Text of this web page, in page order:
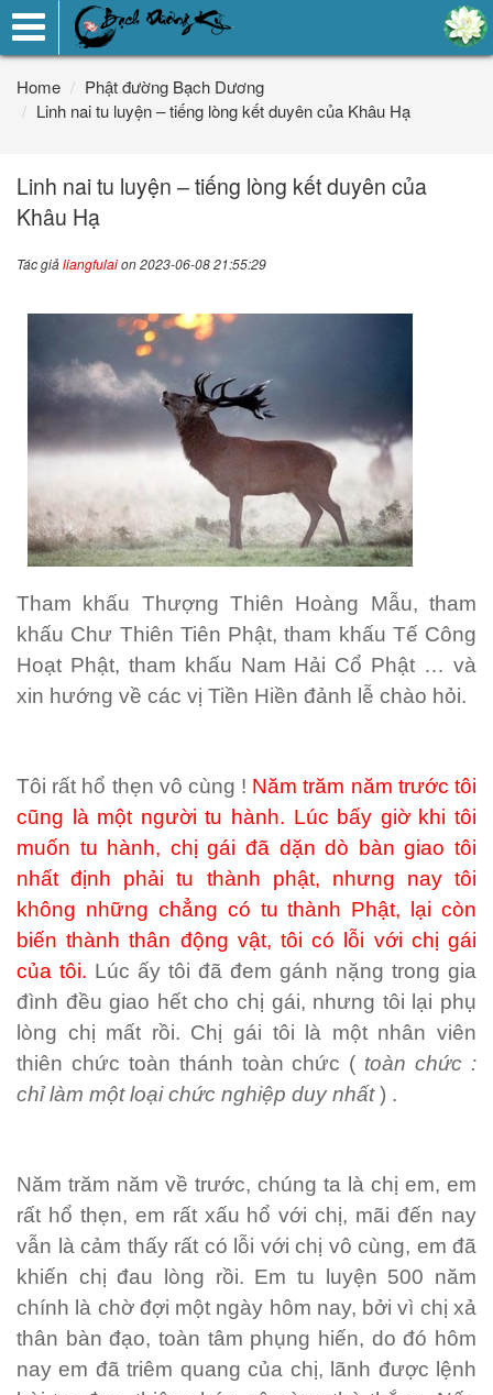
Toggle
navigation
Home
Phật đường Bạch Dương
Linh nai tu luyện – tiếng lòng kết duyên của Khâu Hạ
Linh nai tu luyện – tiếng lòng kết duyên của
Khâu Hạ
Tác giảliangfulaion 2023-06-08 21:55:29
Tham khấu Thượng Thiên Hoàng Mẫu, tham
khấu Chư Thiên Tiên Phật, tham khấu Tế Công
Hoạt Phật, tham khấu Nam Hải Cổ Phật … và
xin hướng về các vị Tiền Hiền đảnh lễ chào hỏi.
Tôi rất hổ thẹn vô cùng ! Năm trăm năm trước tôi
cũng là một người tu hành. Lúc bấy giờ khi tôi
muốn tu hành, chị gái đã dặn dò bàn giao tôi
nhất định phải tu thành phật, nhưng nay tôi
không những chẳng có tu thành Phật, lại còn
biến thành thân động vật, tôi có lỗi với chị gái
của tôi. Lúc ấy tôi đã đem gánh nặng trong gia
đình đều giao hết cho chị gái, nhưng tôi lại phụ
lòng chị mất rồi. Chị gái tôi là một nhân viên
thiên chức toàn thánh toàn chức ( toàn chức :
chỉ làm một loại chức nghiệp duy nhất) .
Năm trăm năm về trước, chúng ta là chị em, em
rất hổ thẹn, em rất xấu hổ với chị, mãi đến nay
vẫn là cảm thấy rất có lỗi với chị vô cùng, em đã
khiến chị đau lòng rồi. Em tu luyện 500 năm
chính là chờ đợi một ngày hôm nay, bởi vì chị xả
thân bàn đạo, toàn tâm phụng hiến, do đó hôm
nay em đã triêm quang của chị, lãnh được lệnh